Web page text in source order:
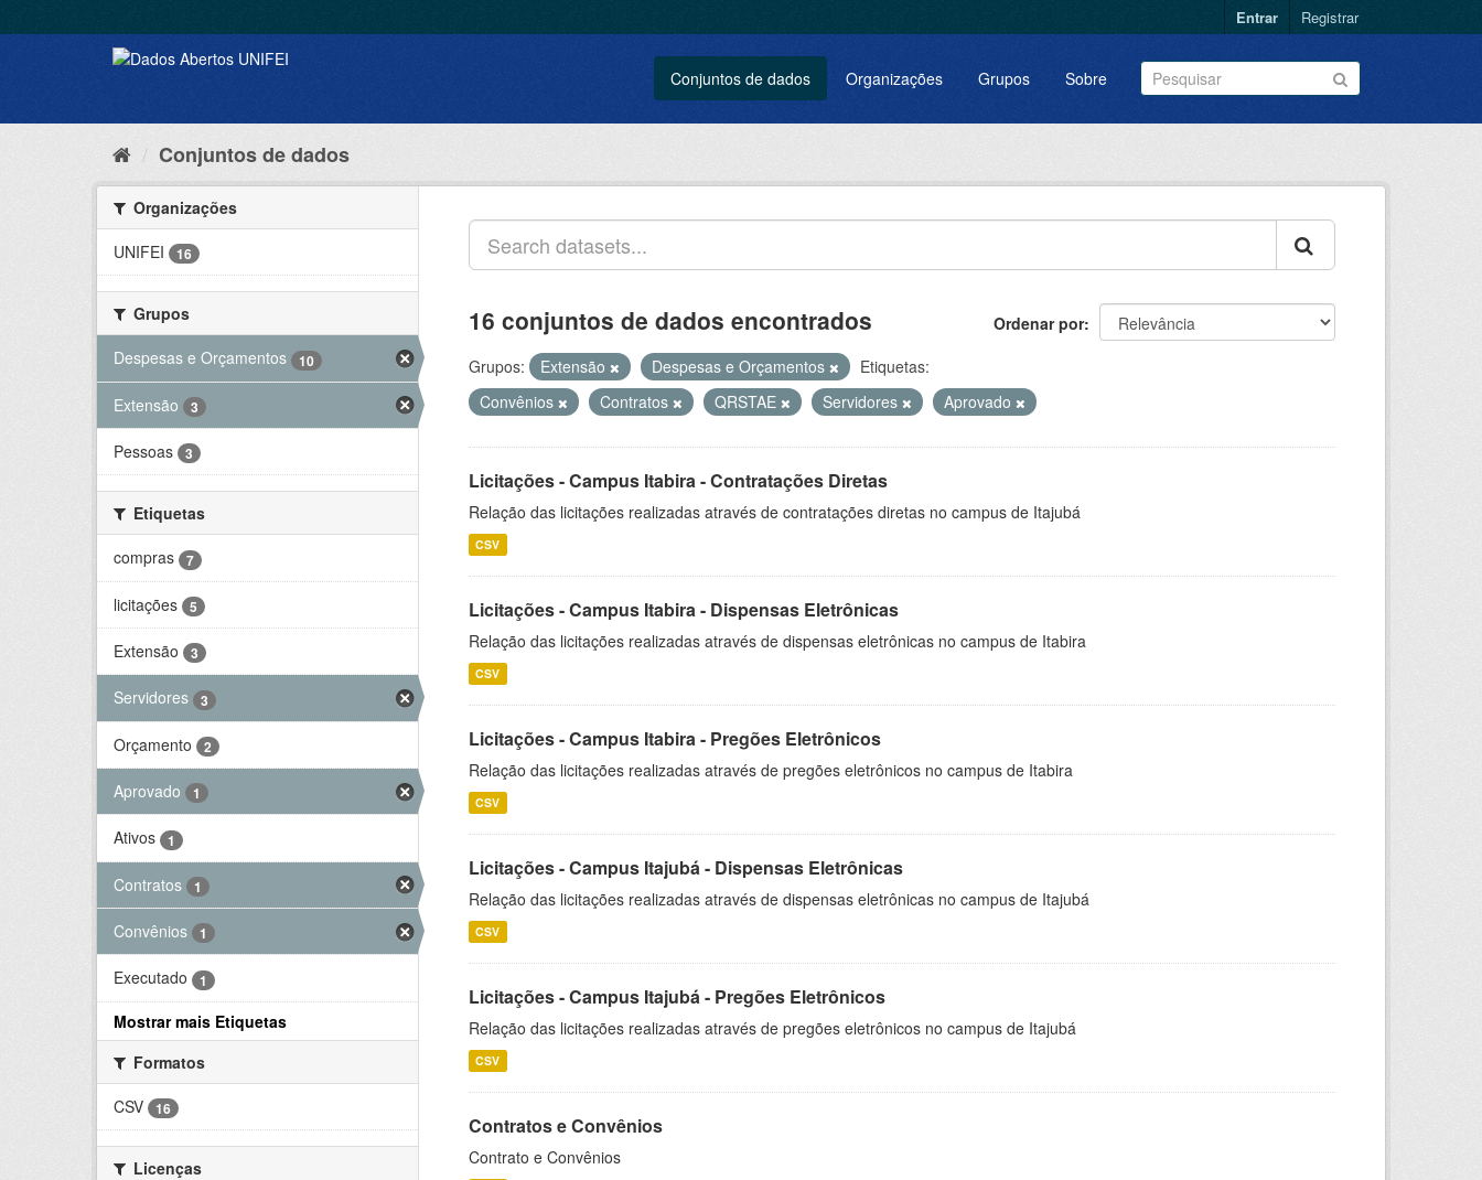
Entrar Registrar
Conjuntos de dados Organizações Grupos Sobre
Conjuntos de dados
Organizações
UNIFEI
16
Grupos
Despesas e Orçamentos
10
Extensão 3
Pessoas 3
Etiquetas
compras
7
licitações 5
Extensão 3
Servidores 3
Orçamento 2
Aprovado 1
Ativos 1
Contratos 1
Convênios 1
Executado 1
Mostrar mais Etiquetas
Formatos
CSV
16
Licenças
Ordenar por
16 conjuntos de dados encontrados
Grupos: Extensão Despesas e Orçamentos
Etiquetas:
Convênios
Contratos QRSTAE Servidores Aprovado
Licitações - Campus Itabira - Contratações Diretas
Relação das licitações realizadas através de contratações diretas no campus de Itajubá
CSV
Licitações - Campus Itabira - Dispensas Eletrônicas
Relação das licitações realizadas através de dispensas eletrônicas no campus de Itabira
CSV
Licitações - Campus Itabira - Pregões Eletrônicos
Relação das licitações realizadas através de pregões eletrônicos no campus de Itabira
CSV
Licitações - Campus Itajubá - Dispensas Eletrônicas
Relação das licitações realizadas através de dispensas eletrônicas no campus de Itajubá
CSV
Licitações - Campus Itajubá - Pregões Eletrônicos
Relação das licitações realizadas através de pregões eletrônicos no campus de Itajubá
CSV
Contratos e Convênios
Contrato e Convênios